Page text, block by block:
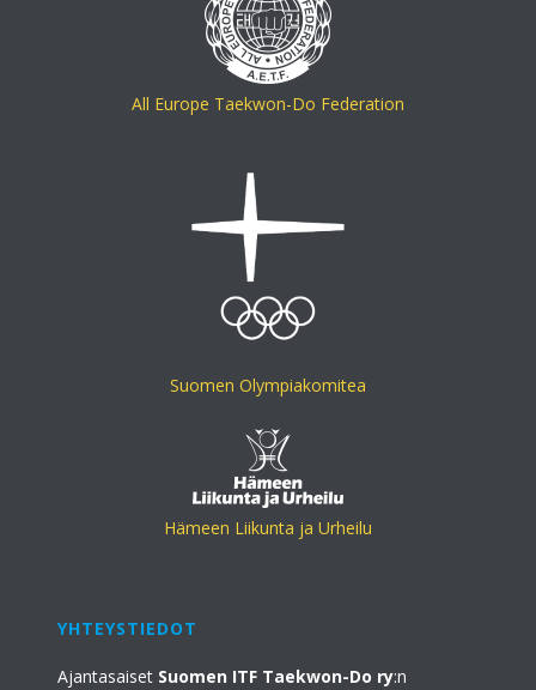
All Europe Taekwon-Do Federation
Suomen Olympiakomitea
Hämeen Liikunta ja Urheilu
YHTEYSTIEDOT
Ajantasaiset Suomen ITF Taekwon-Do ry:n